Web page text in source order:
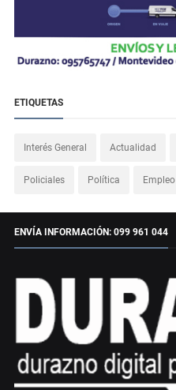
ETIQUETAS
Interés General Actualidad
Policiales Política Empleo
ENVÍA INFORMACIÓN: 099 961 044